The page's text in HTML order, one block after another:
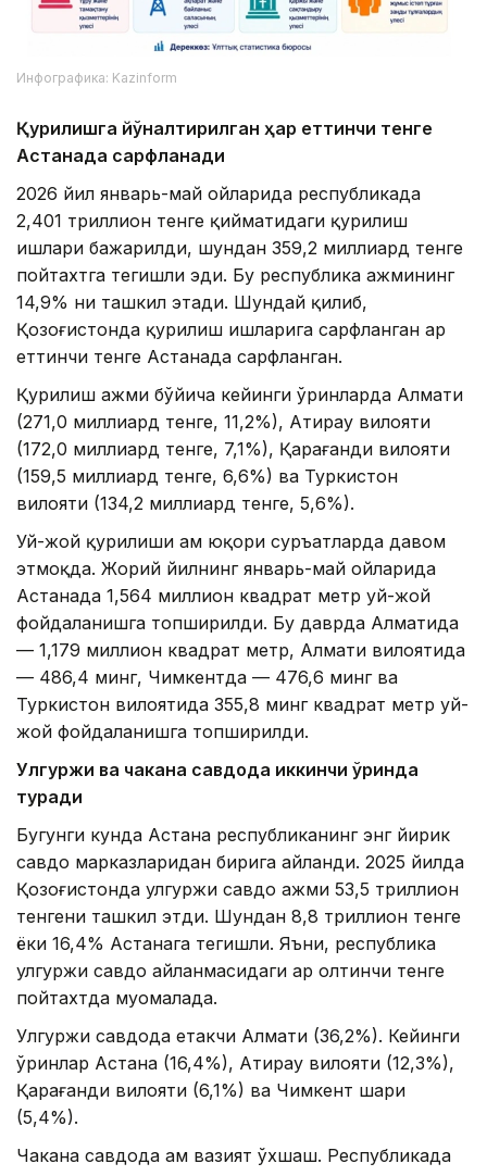
Инфографика: Kazinform
Қурилишга йўналтирилган ҳар еттинчи тенге
Астанада сарфланади
2026 йил январь-май ойларида республикада
2,401 триллион тенге қийматидаги қурилиш
ишлари бажарилди, шундан 359,2 миллиард тенге
пойтахтга тегишли эди. Бу республика ҳажмининг
14,9% ни ташкил этади. Шундай қилиб,
Қозоғистонда қурилиш ишларига сарфланган ҳар
еттинчи тенге Астанада сарфланган.
Қурилиш ҳажми бўйича кейинги ўринларда Алмати
(271,0 миллиард тенге, 11,2%), Атирау вилояти
(172,0 миллиард тенге, 7,1%), Қарағанди вилояти
(159,5 миллиард тенге, 6,6%) ва Туркистон
вилояти (134,2 миллиард тенге, 5,6%).
Уй-жой қурилиши ҳам юқори суръатларда давом
этмоқда. Жорий йилнинг январь-май ойларида
Астанада 1,564 миллион квадрат метр уй-жой
фойдаланишга топширилди. Бу даврда Алматида
— 1,179 миллион квадрат метр, Алмати вилоятида
— 486,4 минг, Чимкентда — 476,6 минг ва
Туркистон вилоятида 355,8 минг квадрат метр уй-
жой фойдаланишга топширилди.
Улгуржи ва чакана савдода иккинчи ўринда
туради
Бугунги кунда Астана республиканинг энг йирик
савдо марказларидан бирига айланди. 2025 йилда
Қозоғистонда улгуржи савдо ҳажми 53,5 триллион
тенгени ташкил этди. Шундан 8,8 триллион тенге
ёки 16,4% Астанага тегишли. Яъни, республика
улгуржи савдо айланмасидаги ҳар олтинчи тенге
пойтахтда муомалада.
Улгуржи савдода етакчи Алмати (36,2%). Кейинги
ўринлар Астана (16,4%), Атирау вилояти (12,3%),
Қарағанди вилояти (6,1%) ва Чимкент шаҳри
(5,4%).
Чакана савдода ҳам вазият ўхшаш. Республикада